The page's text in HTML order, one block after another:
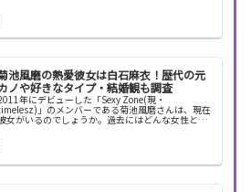
...
池風磨の熱愛彼女は白石麻衣！歴代の元
ノや好きなタイプ・結婚観も調査
年にデビューした「Sexy Zone(現・
」のメンバーである菊池風磨さんは、現在
女がいるのでしょうか。過去にはどんな女性との
交際が噂されていたのでしょうか。今回は、菊池風